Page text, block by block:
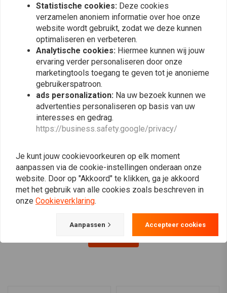
Vergelijkbare producten
MCU
Honda CB750K
Carburateur Revisie Set
€13,17 €26,34
MCU
Honda CB750F/B.C
Carburateur Revisie Set
€11,64 €23,27
Statistische cookies: Deze cookies
verzamelen anoniem informatie over hoe onze
website wordt gebruikt, zodat we deze kunnen
optimaliseren en verbeteren.
Analytische cookies: Hiermee kunnen wij jouw
ervaring verder personaliseren door onze
marketingtools toegang te geven tot je anonieme
gebruikerspatroon.
ads personalization: Na uw bezoek kunnen we
advertenties personaliseren op basis van uw
interesses en gedrag.
https://business.safety.google/privacy/
Je kunt jouw cookievoorkeuren op elk moment
aanpassen via de cookie-instellingen onderaan onze
website. Door op "Akkoord" te klikken, ga je akkoord
met het gebruik van alle cookies zoals beschreven in
onze Cookieverklaring.
Aanpassen Accepteer cookies